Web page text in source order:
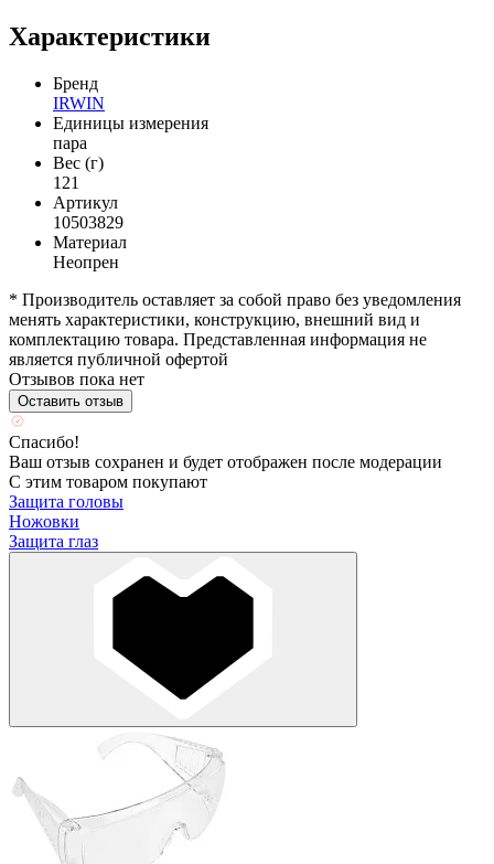
Характеристики
Бренд
IRWIN
Единицы измерения
пара
Вес (г)
121
Артикул
10503829
Материал
Неопрен
* Производитель оставляет за собой право без уведомления
менять характеристики, конструкцию, внешний вид и
комплектацию товара. Представленная информация не
является публичной офертой
Отзывов пока нет
Оставить отзыв
Спасибо!
Ваш отзыв сохранен и будет отображен после модерации
С этим товаром покупают
Защита головы
Ножовки
Защита глаз